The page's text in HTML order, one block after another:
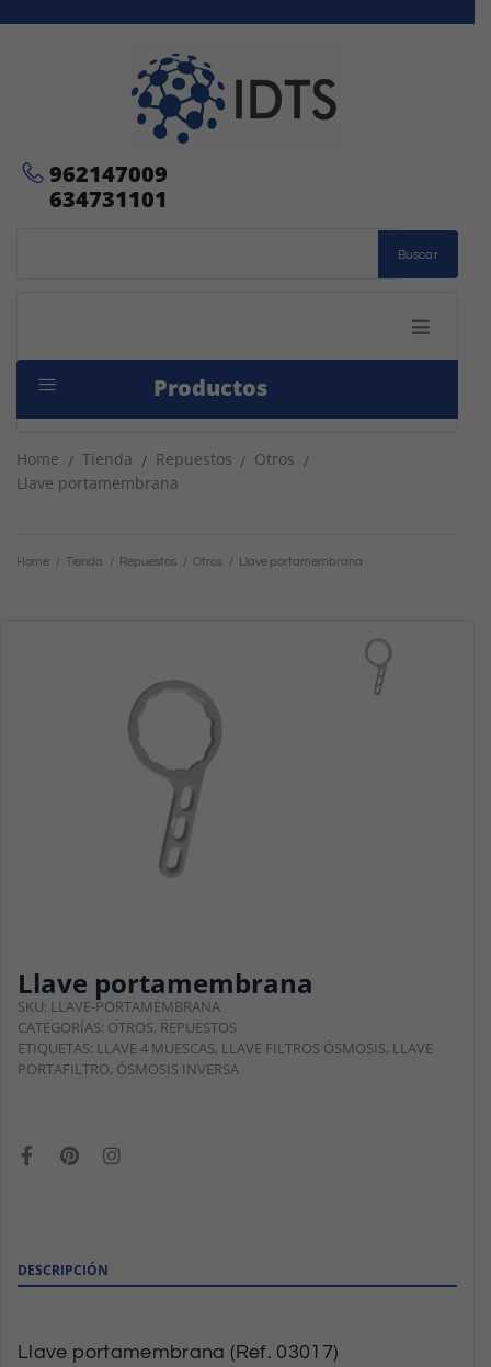
Buscar
962147009
634731101
Productos
Home / Tienda / Repuestos / Otros /
Llave portamembrana
Home / Tienda / Repuestos / Otros / Llave portamembrana
Llave portamembrana
SKU: LLAVE-PORTAMEMBRANA
CATEGORÍAS: OTROS, REPUESTOS
ETIQUETAS: LLAVE 4 MUESCAS, LLAVE FILTROS ÓSMOSIS, LLAVE
PORTAFILTRO, ÓSMOSIS INVERSA
DESCRIPCIÓN
Llave portamembrana (Ref. 03017)